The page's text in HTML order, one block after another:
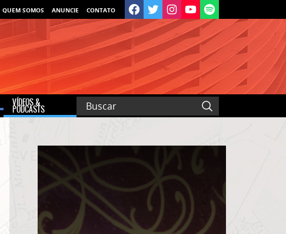
QUEM SOMOS ANUNCIE CONTATO
VÍDEOS &
PODCASTS